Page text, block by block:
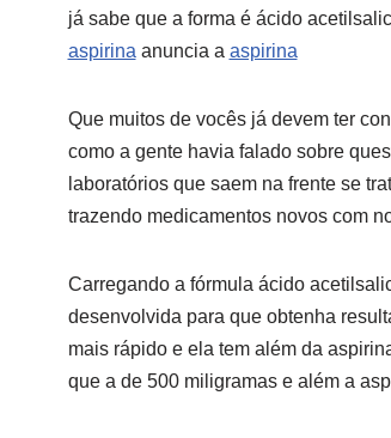
já sabe que a forma é ácido
aspirina anuncia a aspirina
Que muitos de vocês já devem ter
como a gente havia falado sobre
laboratórios que saem na frente se
trazendo medicamentos novos com
Carregando a fórmula ácido
desenvolvida para que obtenha
mais rápido e ela tem além da
que a de 500 miligramas e além a